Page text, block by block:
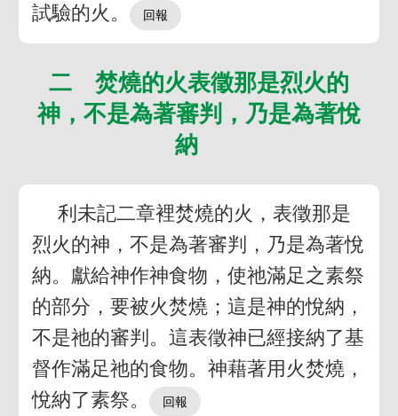
試驗的火。
二 焚燒的火表徵那是烈火的
神，不是為著審判，乃是為著悅
納
利未記二章裡焚燒的火，表徵那是
烈火的神，不是為著審判，乃是為著悅
納。獻給神作神食物，使祂滿足之素祭
的部分，要被火焚燒；這是神的悅納，
不是祂的審判。這表徵神已經接納了基
督作滿足祂的食物。神藉著用火焚燒，
悅納了素祭。